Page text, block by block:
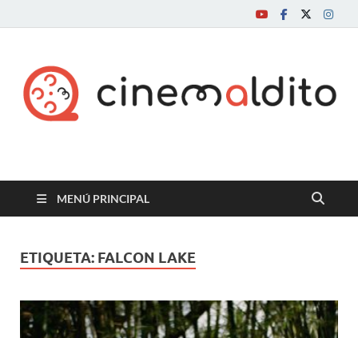
Cine maldito
MENÚ PRINCIPAL
ETIQUETA: FALCON LAKE